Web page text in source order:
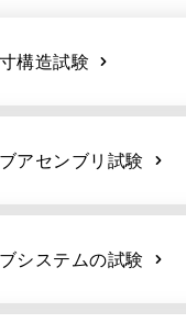
構造試験
アセンブリ試験
システムの試験